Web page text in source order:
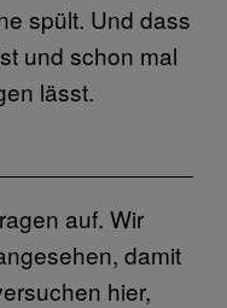
spült. Und dass
und schon mal
lässt.
auf. Wir
damit
hier,